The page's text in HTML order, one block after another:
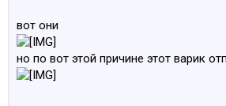
вот они
но по вот этой причине этот варик